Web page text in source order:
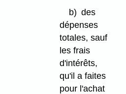
b) des
dépenses
totales, sauf
les frais
d'intérêts,
qu'il a faites
pour l'achat